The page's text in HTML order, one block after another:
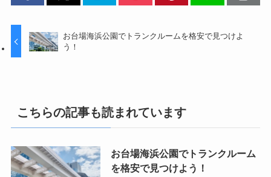
お台場海浜公園でトランクルームを格安で見つけよ
う！
こちらの記事も読まれています
お台場海浜公園でトランクルーム
を格安で見つけよう！